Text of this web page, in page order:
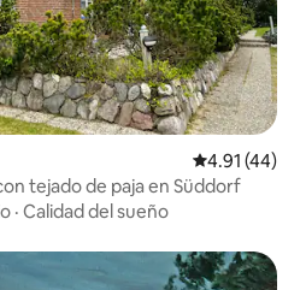
Calificación
4.91 (44)
tejado de paja en Süddorf
· Calidad del sueño